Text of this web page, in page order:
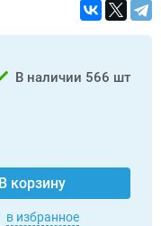
В наличии 566 шт
В корзину
в избранное